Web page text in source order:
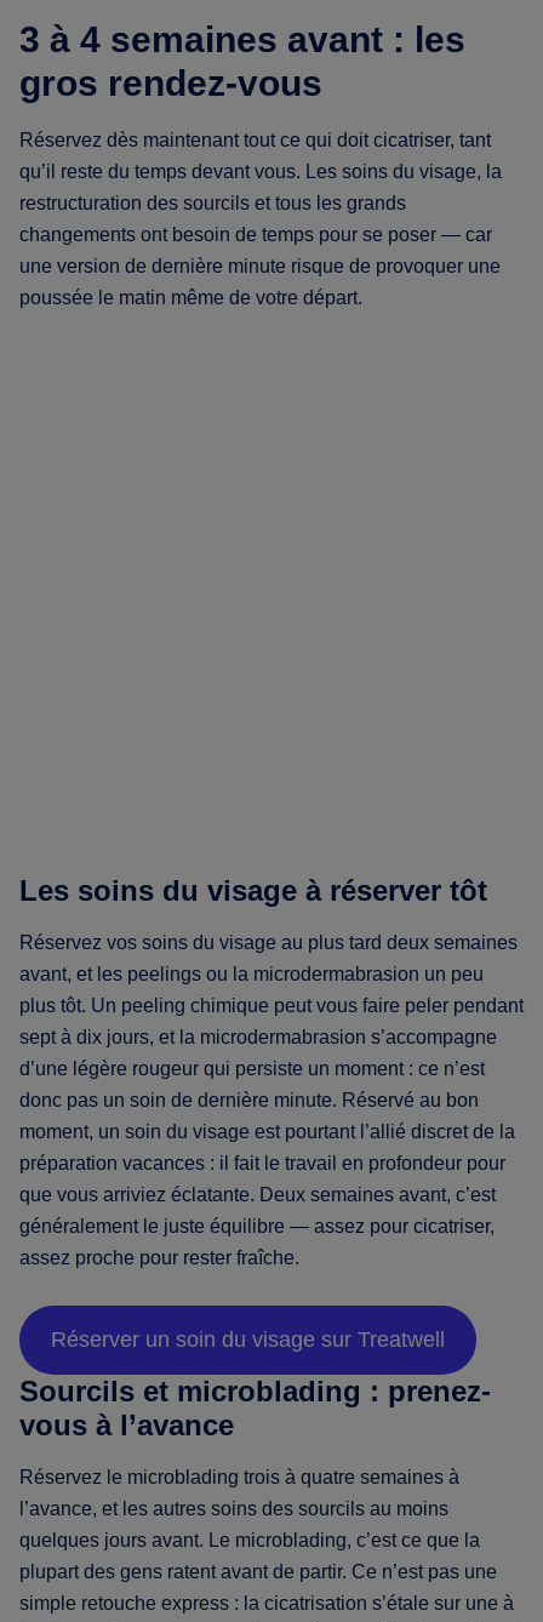
3 à 4 semaines avant : les
gros rendez-vous
Réservez dès maintenant tout ce qui doit cicatriser, tant
qu’il reste du temps devant vous. Les soins du visage, la
restructuration des sourcils et tous les grands
changements ont besoin de temps pour se poser — car
une version de dernière minute risque de provoquer une
poussée le matin même de votre départ.
Les soins du visage à réserver tôt
Réservez vos soins du visage au plus tard deux semaines
avant, et les peelings ou la microdermabrasion un peu
plus tôt. Un peeling chimique peut vous faire peler pendant
sept à dix jours, et la microdermabrasion s’accompagne
d’une légère rougeur qui persiste un moment : ce n’est
donc pas un soin de dernière minute. Réservé au bon
moment, un soin du visage est pourtant l’allié discret de la
préparation vacances : il fait le travail en profondeur pour
que vous arriviez éclatante. Deux semaines avant, c’est
généralement le juste équilibre — assez pour cicatriser,
assez proche pour rester fraîche.
Réserver un soin du visage sur Treatwell
Sourcils et microblading : prenez-
vous à l’avance
Réservez le microblading trois à quatre semaines à
l’avance, et les autres soins des sourcils au moins
quelques jours avant. Le microblading, c’est ce que la
plupart des gens ratent avant de partir. Ce n’est pas une
simple retouche express : la cicatrisation s’étale sur une à